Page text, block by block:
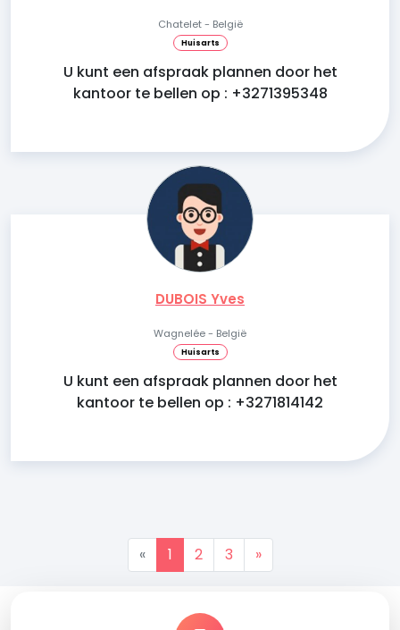
Chatelet - België
Huisarts
U kunt een afspraak plannen door het
kantoor te bellen op : +3271395348
DUBOIS Yves
Wagnelée - België
Huisarts
U kunt een afspraak plannen door het
kantoor te bellen op : +3271814142
« 1 2 3 »